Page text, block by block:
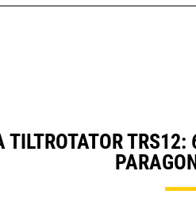
TILTROTATOR